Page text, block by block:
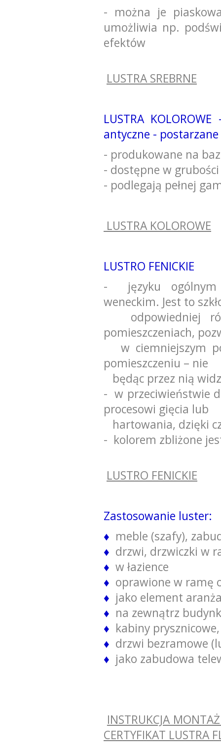
- można je
umożliwia np.
efektów
LUSTRA SREBRNE
LUSTRA
antyczne - postarzane
- produkowane na
- dostępne w
- podlegają pełnej
LUSTRA KOLOROWE
LUSTRO FENICKIE
- języku ogólnym
weneckim. Jest to
odpowiedniej
pomieszczeniach,
w ciemniejszym
pomieszczeniu – nie
będąc przez nią
- w przeciwieństwie
procesowi gięcia lub
hartowania, dzięki
- kolorem zbliżone
LUSTRO FENICKIE
Zastosowanie luster:
♦ meble (szafy),
♦ drzwi, drzwiczki w
♦ w łazience
♦ oprawione w ramę
♦ jako element
♦ na zewnątrz
♦ kabiny
♦ drzwi bezramowe
♦ jako zabudowa
INSTRUKCJA
CERTYFIKAT LUSTRA